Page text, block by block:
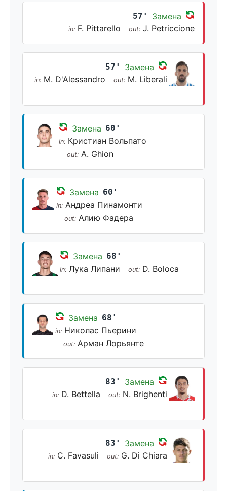
57' Замена
in: F. Pittarello out: J. Petriccione
57' Замена
in: M. D'Alessandro out: M. Liberali
Замена 60'
in: Кристиан Вольпато
out: A. Ghion
Замена 60'
in: Андреа Пинамонти
out: Алию Фадера
Замена 68'
in: Лука Липани out: D. Boloca
Замена 68'
in: Николас Пьерини
out: Арман Лорьянте
83' Замена
in: D. Bettella out: N. Brighenti
83' Замена
in: C. Favasuli out: G. Di Chiara